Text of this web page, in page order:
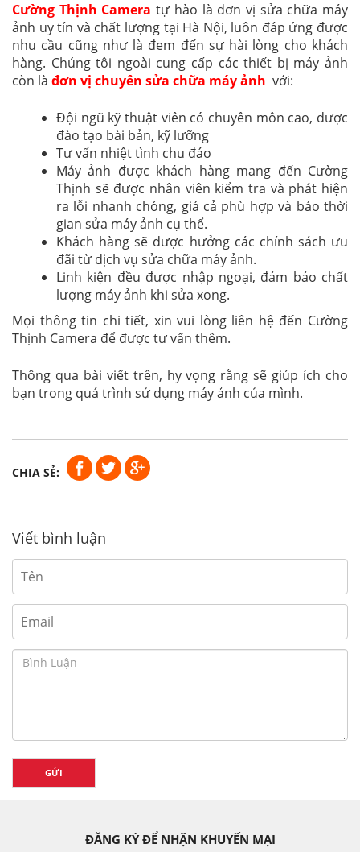
Cường Thịnh Camera tự hào là đơn vị sửa chữa máy
ảnh uy tín và chất lượng tại Hà Nội, luôn đáp ứng được
nhu cầu cũng như là đem đến sự hài lòng cho khách
hàng. Chúng tôi ngoài cung cấp các thiết bị máy ảnh
còn là đơn vị chuyên sửa chữa máy ảnh với:
Đội ngũ kỹ thuật viên có chuyên môn cao, được
đào tạo bài bản, kỹ lưỡng
Tư vấn nhiệt tình chu đáo
Máy ảnh được khách hàng mang đến Cường
Thịnh sẽ được nhân viên kiểm tra và phát hiện
ra lỗi nhanh chóng, giá cả phù hợp và báo thời
gian sửa máy ảnh cụ thể.
Khách hàng sẽ được hưởng các chính sách ưu
đãi từ dịch vụ sửa chữa máy ảnh.
Linh kiện đều được nhập ngoại, đảm bảo chất
lượng máy ảnh khi sửa xong.
Mọi thông tin chi tiết, xin vui lòng liên hệ đến Cường
Thịnh Camera để được tư vấn thêm.
Thông qua bài viết trên, hy vọng rằng sẽ giúp ích cho
bạn trong quá trình sử dụng máy ảnh của mình.
CHIA SẺ:
Viết bình luận
GỬI
ĐĂNG KÝ ĐỂ NHẬN KHUYẾN MẠI